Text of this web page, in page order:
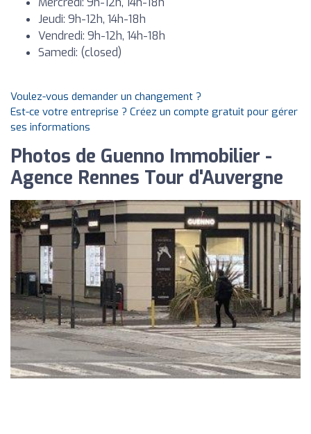
Jeudi: 9h-12h, 14h-18h
Vendredi: 9h-12h, 14h-18h
Samedi: (closed)
Voulez-vous demander un changement ?
Est-ce votre entreprise ? Créez un compte gratuit pour gérer
ses informations
Photos de Guenno Immobilier -
Agence Rennes Tour d'Auvergne